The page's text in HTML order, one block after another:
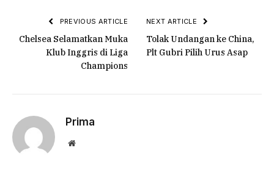
PREVIOUS ARTICLE
Chelsea Selamatkan Muka
Klub Inggris di Liga
Champions
NEXT ARTICLE
Tolak Undangan ke China,
Plt Gubri Pilih Urus Asap
Prima
Website